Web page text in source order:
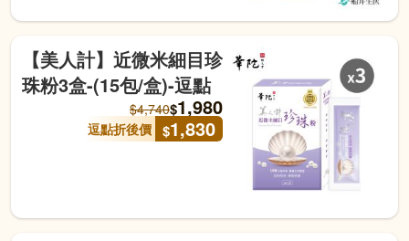
【美人計】近微米細目珍
珠粉3盒-(15包/盒)-逗點
$4,740$1,980
逗點折後價 $1,830